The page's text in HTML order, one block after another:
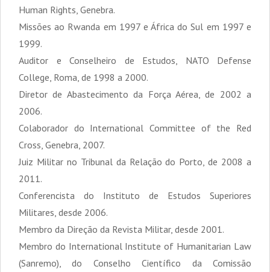
Human Rights, Genebra.
Missões ao Rwanda em 1997 e África do Sul em 1997 e
1999.
Auditor e Conselheiro de Estudos, NATO Defense
College, Roma, de 1998 a 2000.
Diretor de Abastecimento da Força Aérea, de 2002 a
2006.
Colaborador do International Committee of the Red
Cross, Genebra, 2007.
Juiz Militar no Tribunal da Relação do Porto, de 2008 a
2011.
Conferencista do Instituto de Estudos Superiores
Militares, desde 2006.
Membro da Direção da Revista Militar, desde 2001.
Membro do International Institute of Humanitarian Law
(Sanremo), do Conselho Científico da Comissão